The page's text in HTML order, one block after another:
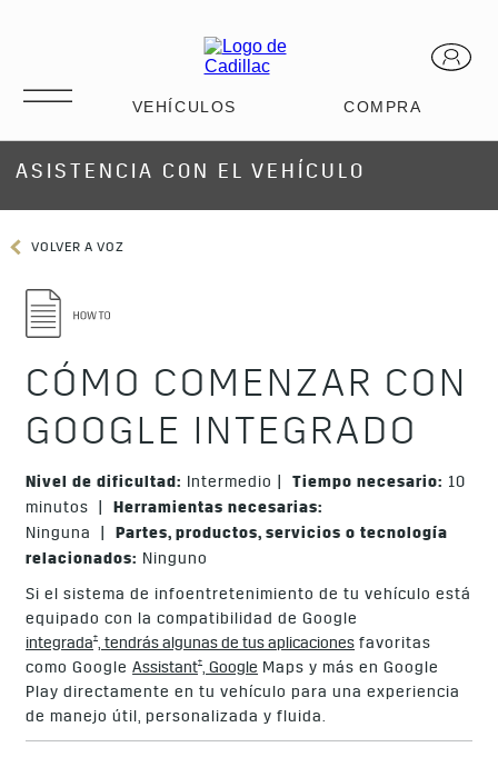
ASISTENCIA CON EL VEHÍCULO
VOLVER A VOZ
CÓMO COMENZAR CON
GOOGLE INTEGRADO
Nivel de dificultad: Intermedio |Tiempo necesario: 10
minutos |Herramientas necesarias:
Ninguna |Partes, productos, servicios o tecnología
relacionados: Ninguno
Si el sistema de infoentretenimiento de tu vehículo está
equipado con la compatibilidad de Google
integrada†, tendrás algunas de tus aplicaciones favoritas
como GoogleAssistant†, Google Maps y más en Google
Play directamente en tu vehículo para una experiencia
de manejo útil, personalizada y fluida.